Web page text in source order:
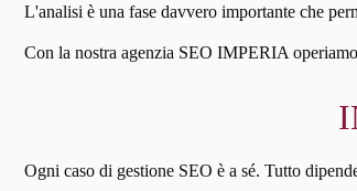
L'analisi è una fase davvero importante che
Con la nostra agenzia SEO IMPERIA
Ogni caso di gestione SEO è a sé. Tutto